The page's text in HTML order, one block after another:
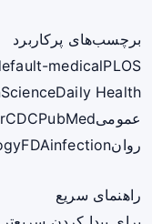
برچسب‌های پرکاربرد
medicalPLOS
ScienceDaily Health
عمومی
CDCPubMed
روان
FDAinfection
راهنمای سریع